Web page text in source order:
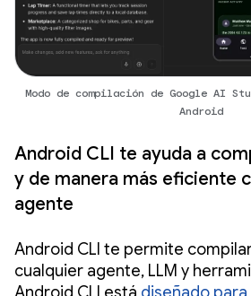
Modo de compilación de Google AI
Android
Android CLI te ayuda a
y de manera más eficiente
agente
Android CLI te permite
cualquier agente, LLM y